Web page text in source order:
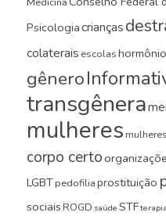
Psicologiacrianças
colaterais escolas
gênero
transgênera
mulheres
corpo certo
LGBTpedofiliaprostituição
sociais ROGD saúde STFterapia